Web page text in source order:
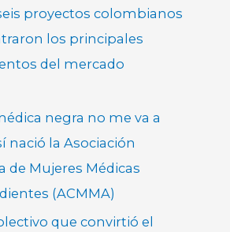
proyectos colombianos
los principales
del mercado
negra no me va a
nació la Asociación
de Mujeres Médicas
(ACMMA)
que convirtió el